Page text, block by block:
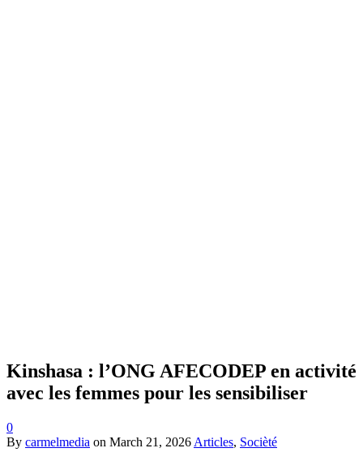
Kinshasa : l’ONG AFECODEP en activité
avec les femmes pour les sensibiliser
0
By carmelmedia on March 21, 2026 Articles, Socièté